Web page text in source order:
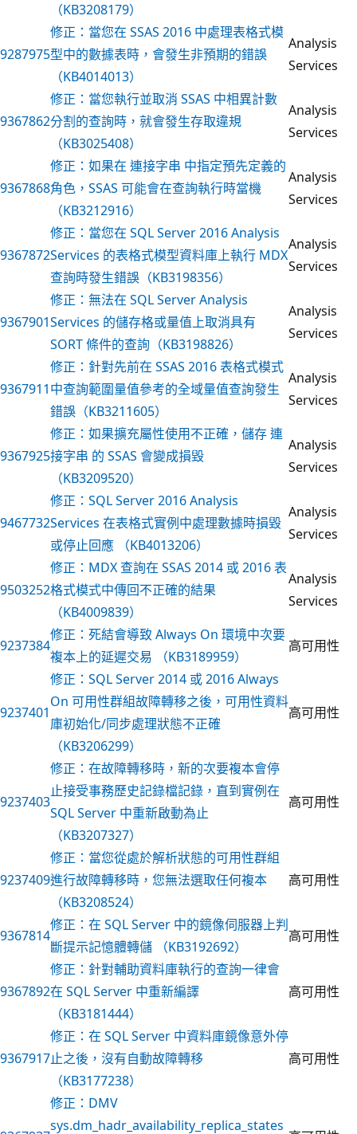
（KB3208179）
9287975
修正：當您在 SSAS 2016 中處理表格式模
型中的數據表時，會發生非預期的錯誤
（KB4014013）
Analysis
Services
9367862
修正：當您執行並取消 SSAS 中相異計數
分割的查詢時，就會發生存取違規
（KB3025408）
Analysis
Services
9367868
修正：如果在 連接字串 中指定預先定義的
角色，SSAS 可能會在查詢執行時當機
（KB3212916）
Analysis
Services
9367872
修正：當您在 SQL Server 2016 Analysis
Services 的表格式模型資料庫上執行 MDX
查詢時發生錯誤（KB3198356）
Analysis
Services
9367901
修正：無法在 SQL Server Analysis
Services 的儲存格或量值上取消具有
SORT 條件的查詢（KB3198826）
Analysis
Services
9367911
修正：針對先前在 SSAS 2016 表格式模式
中查詢範圍量值參考的全域量值查詢發生
錯誤（KB3211605）
Analysis
Services
9367925
修正：如果擴充屬性使用不正確，儲存 連
接字串 的 SSAS 會變成損毀
（KB3209520）
Analysis
Services
9467732
修正：SQL Server 2016 Analysis
Services 在表格式實例中處理數據時損毀
或停止回應 （KB4013206）
Analysis
Services
9503252
修正：MDX 查詢在 SSAS 2014 或 2016 表
格式模式中傳回不正確的結果
（KB4009839）
Analysis
Services
9237384
修正：死結會導致 Always On 環境中次要
複本上的延遲交易 （KB3189959）
高可用性
9237401
修正：SQL Server 2014 或 2016 Always
On 可用性群組故障轉移之後，可用性資料
庫初始化/同步處理狀態不正確
（KB3206299）
高可用性
9237403
修正：在故障轉移時，新的次要複本會停
止接受事務歷史記錄檔記錄，直到實例在
SQL Server 中重新啟動為止
（KB3207327）
高可用性
9237409
修正：當您從處於解析狀態的可用性群組
進行故障轉移時，您無法選取任何複本
（KB3208524）
高可用性
9367814
修正：在 SQL Server 中的鏡像伺服器上判
斷提示記憶體轉儲 （KB3192692）
高可用性
9367892
修正：針對輔助資料庫執行的查詢一律會
在 SQL Server 中重新編譯
（KB3181444）
高可用性
9367917
修正：在 SQL Server 中資料庫鏡像意外停
止之後，沒有自動故障轉移
（KB3177238）
高可用性
修正：DMV
sys.dm_hadr_availability_replica_states